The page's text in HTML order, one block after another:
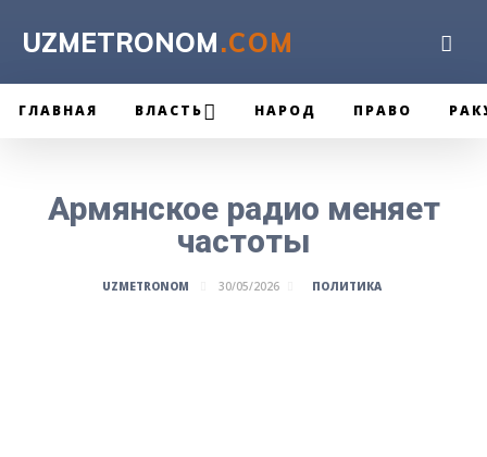
UZMETRONOM.COM
ГЛАВНАЯ ВЛАСТЬ НАРОД ПРАВО
Армянское радио меняет
частоты
UZMETRONOM 30/05/2026 ПОЛИТИКА